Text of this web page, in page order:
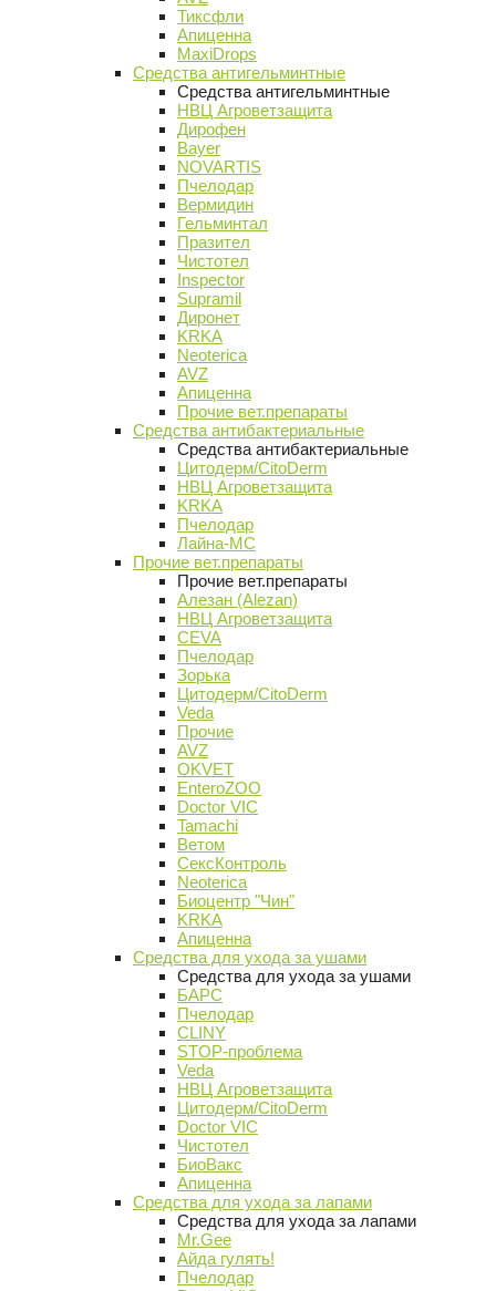
Тиксфли
Апиценна
MaxiDrops
Средства антигельминтные
Средства антигельминтные
НВЦ Агроветзащита
Дирофен
Bayer
NOVARTIS
Пчелодар
Вермидин
Гельминтал
Празител
Чистотел
Inspector
Supramil
Диронет
KRKA
Neoterica
AVZ
Апиценна
Прочие вет.препараты
Средства антибактериальные
Средства антибактериальные
Цитодерм/CitoDerm
НВЦ Агроветзащита
KRKA
Пчелодар
Лайна-МС
Прочие вет.препараты
Прочие вет.препараты
Алезан (Alezan)
НВЦ Агроветзащита
CEVA
Пчелодар
Зорька
Цитодерм/CitoDerm
Veda
Прочие
AVZ
OKVET
EnteroZOO
Doctor VIC
Tamachi
Ветом
СексКонтроль
Neoterica
Биоцентр "Чин"
KRKA
Апиценна
Средства для ухода за ушами
Средства для ухода за ушами
БАРС
Пчелодар
CLINY
STOP-проблема
Veda
НВЦ Агроветзащита
Цитодерм/CitoDerm
Doctor VIC
Чистотел
БиоВакс
Апиценна
Средства для ухода за лапами
Средства для ухода за лапами
Mr.Gee
Айда гулять!
Пчелодар